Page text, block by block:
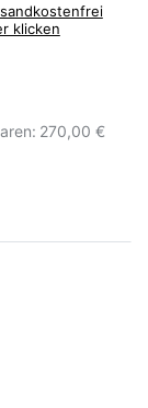
klicken
270,00 €